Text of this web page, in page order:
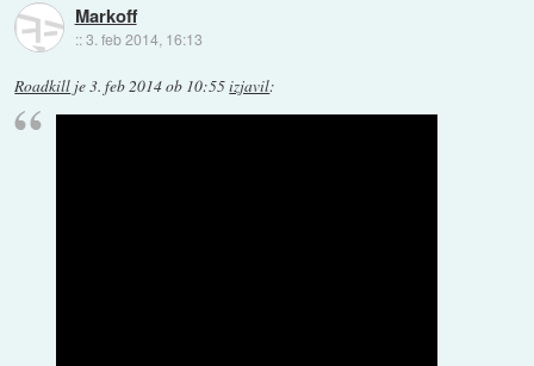
Markoff
::3. feb 2014, 16:13
Roadkill je3. feb 2014 ob 10:55izjavil: